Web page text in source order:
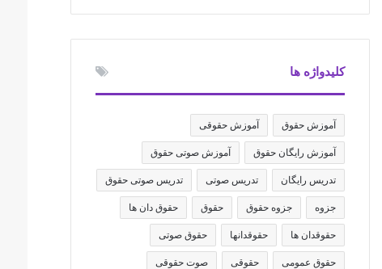
کلیدواژه ها
آموزش حقوق آموزش حقوقی
آموزش رایگان حقوق آموزش صوتی حقوق
تدریس رایگان تدریس صوتی تدریس صوتی حقوق
جزوه جزوه حقوق حقوق حقوق دان ها
حقوقدان ها حقوقدانها حقوق صوتی
حقوق عمومی حقوقی صوت حقوقی